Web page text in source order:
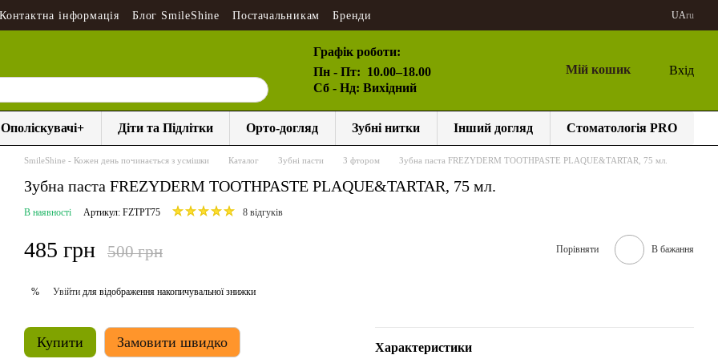
Контактна інформація Блог SmileShine Постачальникам Бренди UAru
Графік роботи:
Пн - Пт: 10.00–18.00
Сб - Нд: Вихідний
Мій кошик Вхід
Ополіскувачі+ Діти та Підлітки Орто-догляд Зубні нитки Інший догляд Стоматологія PRO
SmileShine - Кожен день починається з усмішки Каталог Зубні пасти З фтором Зубна паста FREZYDERM TOOTHPASTE PLAQUE&TARTAR, 75 мл.
Зубна паста FREZYDERM TOOTHPASTE PLAQUE&TARTAR, 75 мл.
В наявності Артикул: FZTPT75 8 відгуків
485 грн 500 грн Порівняти В бажання
% Увійти для відображення накопичувальної знижки
Купити Замовити швидко Характеристики